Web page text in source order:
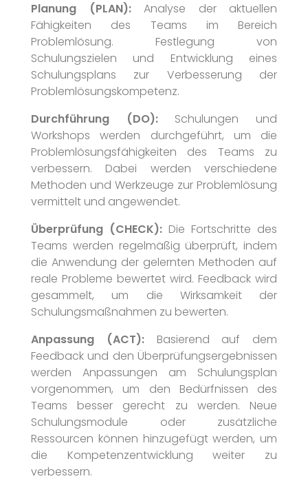
Planung (PLAN):Analyse der aktuellen
Fähigkeiten des Teams im Bereich
Problemlösung. Festlegung von
Schulungszielen und Entwicklung eines
Schulungsplans zur Verbesserung der
Problemlösungskompetenz.
Durchführung (DO): Schulungen und
Workshops werden durchgeführt, um die
Problemlösungsfähigkeiten des Teams zu
verbessern. Dabei werden verschiedene
Methoden und Werkzeuge zur Problemlösung
vermittelt und angewendet.
Überprüfung (CHECK): Die Fortschritte des
Teams werden regelmäßig überprüft, indem
die Anwendung der gelernten Methoden auf
reale Probleme bewertet wird. Feedback wird
gesammelt, um die Wirksamkeit der
Schulungsmaßnahmen zu bewerten.
Anpassung (ACT):Basierend auf dem
Feedback und den Überprüfungsergebnissen
werden Anpassungen am Schulungsplan
vorgenommen, um den Bedürfnissen des
Teams besser gerecht zu werden. Neue
Schulungsmodule oder zusätzliche
Ressourcen können hinzugefügt werden, um
die Kompetenzentwicklung weiter zu
verbessern.